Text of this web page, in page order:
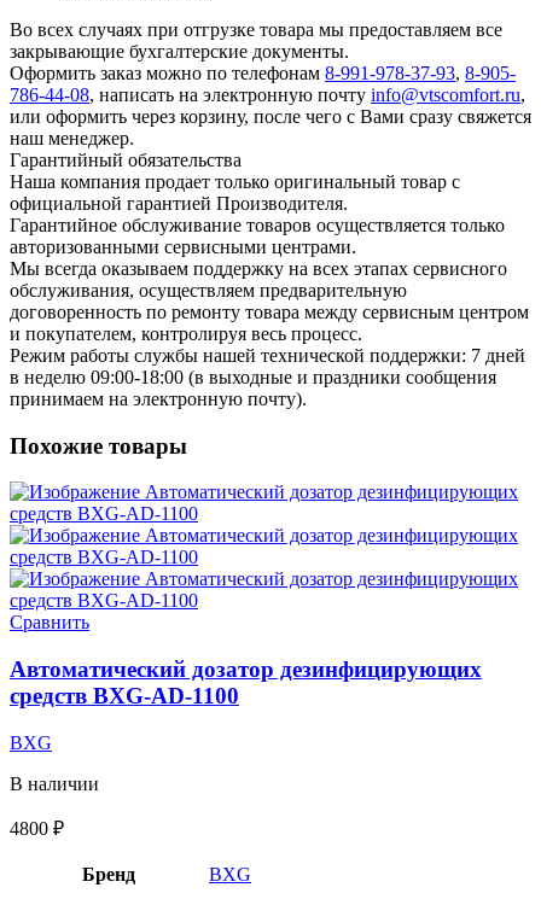
Во всех случаях при отгрузке товара мы предоставляем все
закрывающие бухгалтерские документы.
Оформить заказ можно по телефонам 8-991-978-37-93, 8-905-
786-44-08, написать на электронную почту info@vtscomfort.ru,
или оформить через корзину, после чего с Вами сразу свяжется
наш менеджер.
Гарантийный обязательства
Наша компания продает только оригинальный товар с
официальной гарантией Производителя.
Гарантийное обслуживание товаров осуществляется только
авторизованными сервисными центрами.
Мы всегда оказываем поддержку на всех этапах сервисного
обслуживания, осуществляем предварительную
договоренность по ремонту товара между сервисным центром
и покупателем, контролируя весь процесс.
Режим работы службы нашей технической поддержки: 7 дней
в неделю 09:00-18:00 (в выходные и праздники сообщения
принимаем на электронную почту).
Похожие товары
Сравнить
Автоматический дозатор дезинфицирующих
средств BXG-AD-1100
BXG
В наличии
4800 ₽
Бренд BXG